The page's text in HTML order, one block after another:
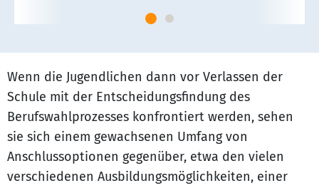
Wenn die Jugendlichen dann vor Verlassen der
Schule mit der Entscheidungsfindung des
Berufswahlprozesses konfrontiert werden, sehen
sie sich einem gewachsenen Umfang von
Anschlussoptionen gegenüber, etwa den vielen
verschiedenen Ausbildungsmöglichkeiten, einer